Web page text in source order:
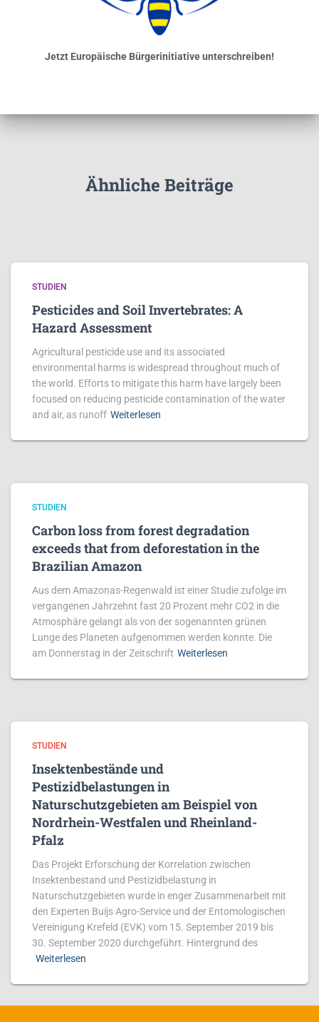
Jetzt Europäische Bürgerinitiative unterschreiben!
Ähnliche Beiträge
STUDIEN
Pesticides and Soil Invertebrates: A
Hazard Assessment
Agricultural pesticide use and its associated
environmental harms is widespread throughout much of
the world. Efforts to mitigate this harm have largely been
focused on reducing pesticide contamination of the water
and air, as runoff Weiterlesen
STUDIEN
Carbon loss from forest degradation
exceeds that from deforestation in the
Brazilian Amazon
Aus dem Amazonas-Regenwald ist einer Studie zufolge im
vergangenen Jahrzehnt fast 20 Prozent mehr CO2 in die
Atmosphäre gelangt als von der sogenannten grünen
Lunge des Planeten aufgenommen werden konnte. Die
am Donnerstag in der Zeitschrift Weiterlesen
STUDIEN
Insektenbestände und
Pestizidbelastungen in
Naturschutzgebieten am Beispiel von
Nordrhein-Westfalen und Rheinland-
Pfalz
Das Projekt Erforschung der Korrelation zwischen
Insektenbestand und Pestizidbelastung in
Naturschutzgebieten wurde in enger Zusammenarbeit mit
den Experten Buijs Agro-Service und der Entomologischen
Vereinigung Krefeld (EVK) vom 15. September 2019 bis
30. September 2020 durchgeführt. Hintergrund des
Weiterlesen